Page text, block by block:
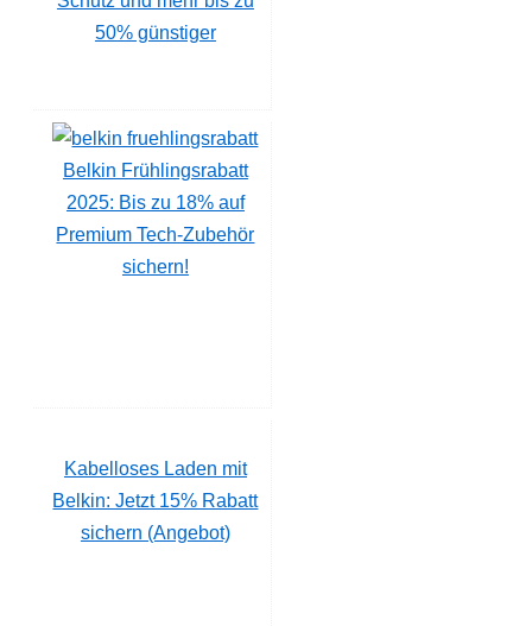
50% günstiger
Belkin Frühlingsrabatt
2025: Bis zu 18% auf
Premium Tech-Zubehör
sichern!
Kabelloses Laden mit
Belkin: Jetzt 15% Rabatt
sichern (Angebot)